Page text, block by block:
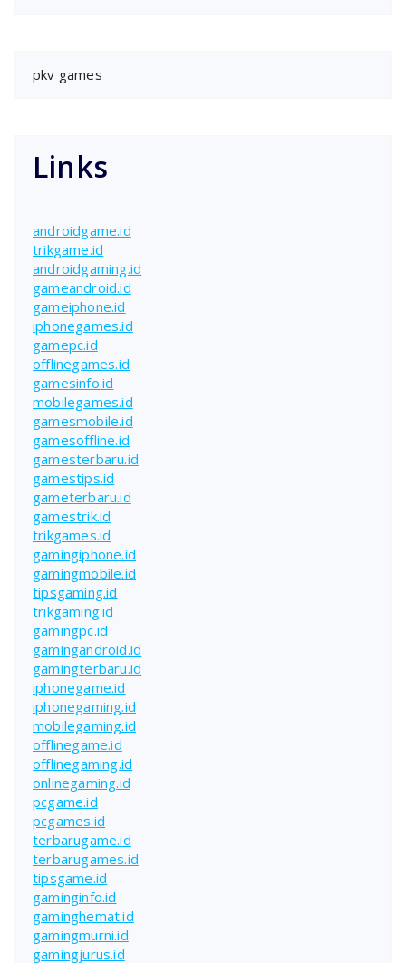
pkv games
Links
androidgame.id
trikgame.id
androidgaming.id
gameandroid.id
gameiphone.id
iphonegames.id
gamepc.id
offlinegames.id
gamesinfo.id
mobilegames.id
gamesmobile.id
gamesoffline.id
gamesterbaru.id
gamestips.id
gameterbaru.id
gamestrik.id
trikgames.id
gamingiphone.id
gamingmobile.id
tipsgaming.id
trikgaming.id
gamingpc.id
gamingandroid.id
gamingterbaru.id
iphonegame.id
iphonegaming.id
mobilegaming.id
offlinegame.id
offlinegaming.id
onlinegaming.id
pcgame.id
pcgames.id
terbarugame.id
terbarugames.id
tipsgame.id
gaminginfo.id
gaminghemat.id
gamingmurni.id
gamingjurus.id